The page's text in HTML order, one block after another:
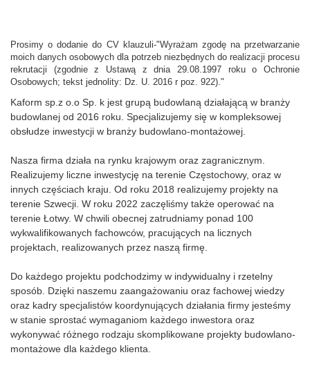
Prosimy o dodanie do CV klauzuli-"Wyrażam zgodę na przetwarzanie
moich danych osobowych dla potrzeb niezbędnych do realizacji procesu
rekrutacji (zgodnie z Ustawą z dnia 29.08.1997 roku o Ochronie
Osobowych; tekst jednolity: Dz. U. 2016 r poz. 922)."
Kaform sp.z o.o Sp. k jest grupą budowlaną działającą w branży
budowlanej od 2016 roku. Specjalizujemy się w kompleksowej
obsłudze inwestycji w branży budowlano-montażowej.
Nasza firma działa na rynku krajowym oraz zagranicznym.
Realizujemy liczne inwestycję na terenie Częstochowy, oraz w
innych częściach kraju. Od roku 2018 realizujemy projekty na
terenie Szwecji. W roku 2022 zaczęliśmy także operować na
terenie Łotwy. W chwili obecnej zatrudniamy ponad 100
wykwalifikowanych fachowców, pracujących na licznych
projektach, realizowanych przez naszą firmę.
Do każdego projektu podchodzimy w indywidualny i rzetelny
sposób. Dzięki naszemu zaangażowaniu oraz fachowej wiedzy
oraz kadry specjalistów koordynujących działania firmy jesteśmy
w stanie sprostać wymaganiom każdego inwestora oraz
wykonywać różnego rodzaju skomplikowane projekty budowlano-
montażowe dla każdego klienta.